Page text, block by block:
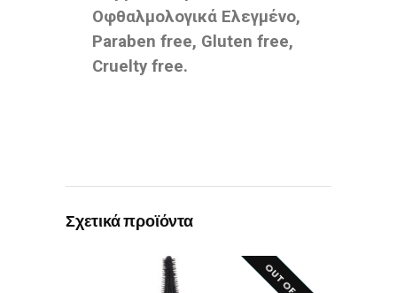
Οφθαλμολογικά Ελεγμένο,
Paraben free, Gluten free,
Cruelty free.
Σχετικά προϊόντα